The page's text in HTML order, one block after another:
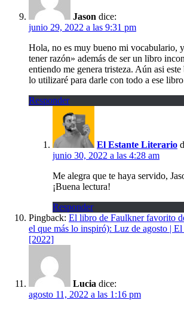
Jason dice:
junio 29, 2022 a las 9:31 pm
Hola, no es muy bueno mi vocabulario,
tener razón» además de ser un libro
entiendo me genera tristeza. Aún asi
lo utilizaré para darle con todo a ese
Responder
El Estante Literario
junio 30, 2022 a las 4:28 am
Me alegra que te haya servido,
¡Buena lectura!
Responder
Pingback: El libro de Faulkner favorito
el que más lo inspiró): Luz de agosto |
[2022]
Lucia dice:
agosto 11, 2022 a las 1:16 pm